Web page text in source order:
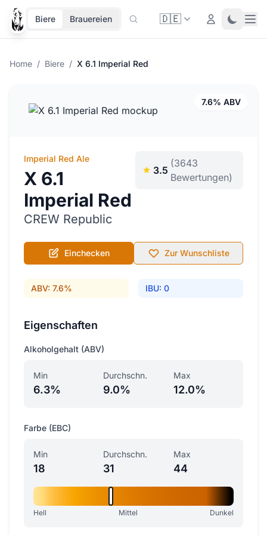
Biere Brauereien 🇩🇪 Login Toggle
Home / Biere / X 6.1 Imperial Red
7.6% ABV
Imperial Red Ale
X 6.1
Imperial Red
CREW Republic
3.5
(3643
Bewertungen)
Einchecken Zur Wunschliste
ABV: 7.6% IBU: 0
Eigenschaften
Alkoholgehalt (ABV)
Min
6.3%
Durchschn.
9.0%
Max
12.0%
Farbe (EBC)
Min
18
Durchschn.
31
Max
44
Hell Mittel Dunkel